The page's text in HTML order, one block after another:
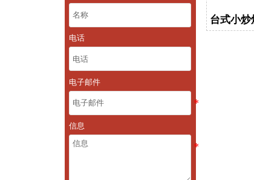
电话
电子邮件
信息
台式小炒